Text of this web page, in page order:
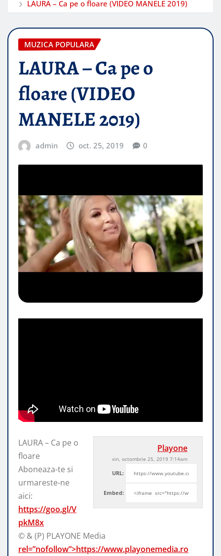
LAURA – Ca pe o floare (VIDEO MANELE 2019)
MUZICA POPULARA
LAURA – Ca pe o
floare (VIDEO
MANELE 2019)
admin oct. 25, 2019 0
Playone
vin, octombrie 25, 2019 7:14am
URL:
Embed:
LAURA – Ca pe o
floare
Aboneaza-te si
urmareste-ne
aici:
https://goo.gl/V
pkM8x
© & (P) PLAYONE Media
rel=”nofollow”>https://www.playonemedia.ro